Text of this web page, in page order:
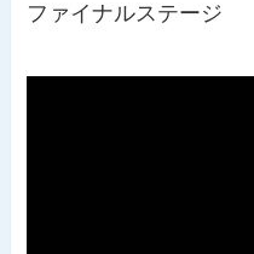
ファイナルステージ